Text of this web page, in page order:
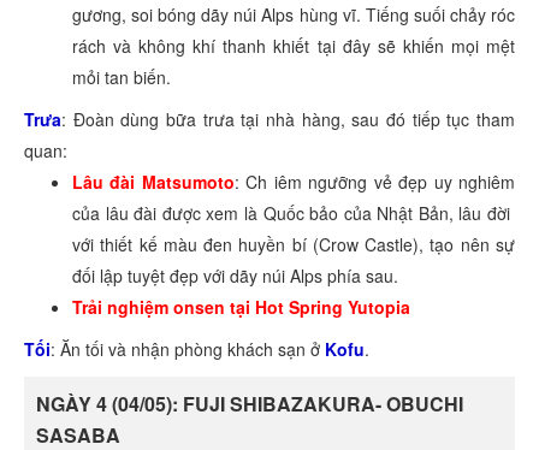
gương, soi bóng dãy núi Alps hùng vĩ. Tiếng suối chảy róc
rách và không khí thanh khiết tại đây sẽ khiến mọi mệt
mỏi tan biến.
Trưa: Đoàn dùng bữa trưa tại nhà hàng, sau đó tiếp tục tham
quan:
Lâu đài Matsumoto: Ch iêm ngưỡng vẻ đẹp uy nghiêm
của lâu đài được xem là Quốc bảo của Nhật Bản, lâu đời
với thiết kế màu đen huyền bí (Crow Castle), tạo nên sự
đối lập tuyệt đẹp với dãy núi Alps phía sau.
Trải nghiệm onsen tại Hot Spring Yutopia
Tối: Ăn tối và nhận phòng khách sạn ở Kofu.
NGÀY 4 (04/05): FUJI SHIBAZAKURA- OBUCHI
SASABA